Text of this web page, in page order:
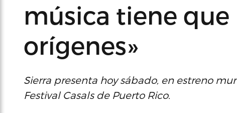
música tiene que
orígenes»
Sierra presenta hoy sábado, en estreno
Festival Casals de Puerto Rico.